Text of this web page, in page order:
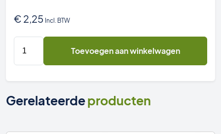
€ 2,25 Incl. BTW
PPC
Honden
cm
Toevoegen aan winkelwagen
Gerelateerdeproducten